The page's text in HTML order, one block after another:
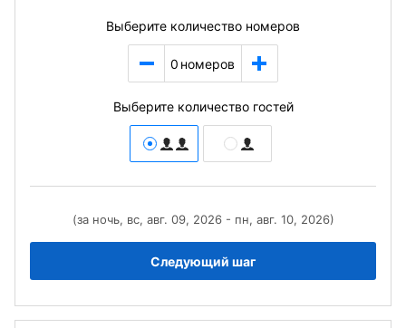
Выберите количество номеров
0 номеров
Выберите количество гостей
(за ночь, вс, авг. 09, 2026 - пн, авг. 10, 2026)
Следующий шаг